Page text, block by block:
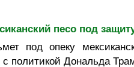
песо под
под опеку
с политикой Дональда